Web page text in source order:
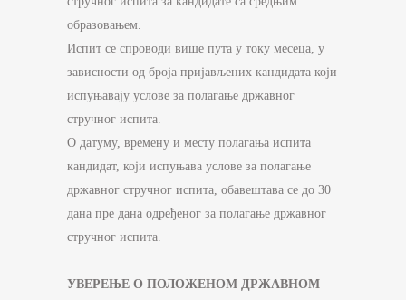
образовањем.
Испит се спроводи више пута у току месеца, у
зависности од броја пријављених кандидата који
испуњавају услове за полагање државног
стручног испита.
О датуму, времену и месту полагања испита
кандидат, који испуњава услове за полагање
државног стручног испита, обавештава се до 30
дана пре дана одређеног за полагање државног
стручног испита.
УВЕРЕЊЕ О ПОЛОЖЕНОМ ДРЖАВНОМ